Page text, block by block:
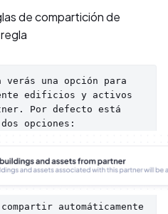
de compartición de
una opción para
edificios y activos
Por defecto está
automáticamente